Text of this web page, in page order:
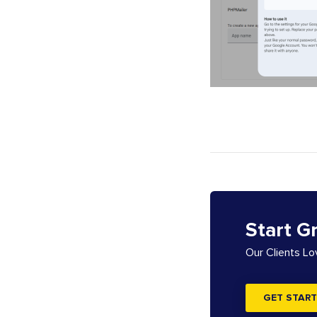
Start
Our Clients
GET